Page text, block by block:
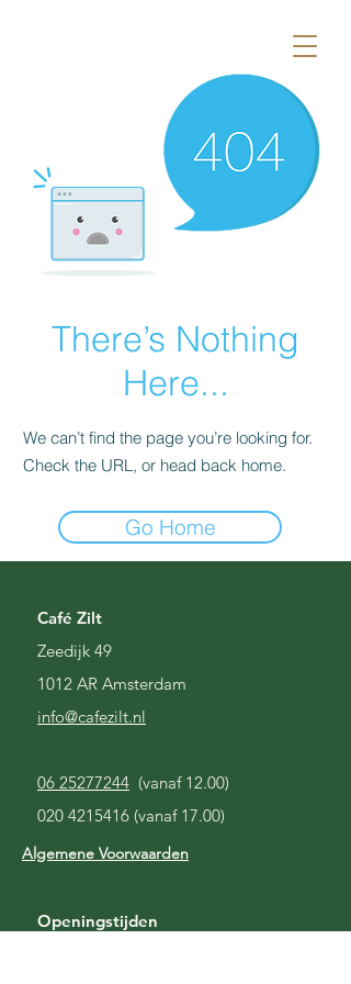
There’s Nothing
Here...
We can’t find the page you’re looking for.
Check the URL, or head back home.
Go Home
Café Zilt
Zeedijk 49
1012 AR Amsterdam
info@cafezilt.nl
06 25277244 (vanaf 12.00)
020 4215416 (vanaf 17.00)
Algemene Voorwaarden
Openingstijden